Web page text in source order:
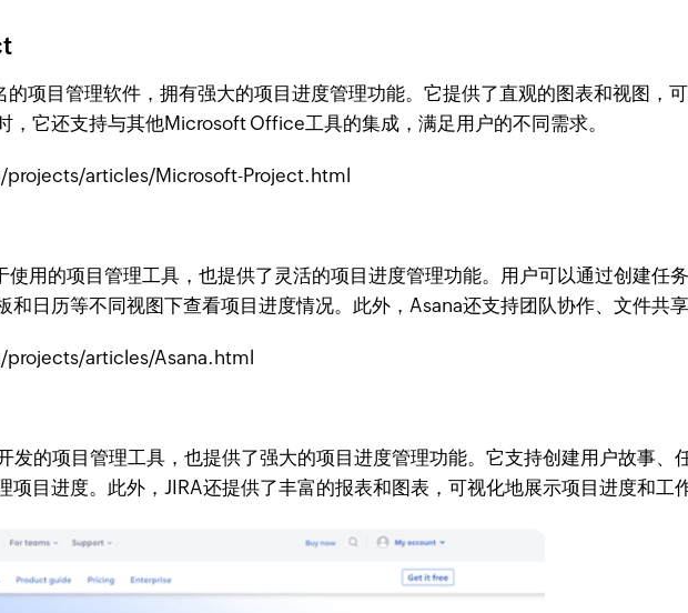
项目管理软件，拥有强大的项目进度管理功能。它提供了直观的图表和视图，
，它还支持与其他Microsoft Office工具的集成，满足用户的不同需求。
articles/Microsoft-Project.html
使用的项目管理工具，也提供了灵活的项目进度管理功能。用户可以通过创建任
和日历等不同视图下查看项目进度情况。此外，Asana还支持团队协作、文件共
articles/Asana.html
发的项目管理工具，也提供了强大的项目进度管理功能。它支持创建用户故事
项目进度。此外，JIRA还提供了丰富的报表和图表，可视化地展示项目进度和工